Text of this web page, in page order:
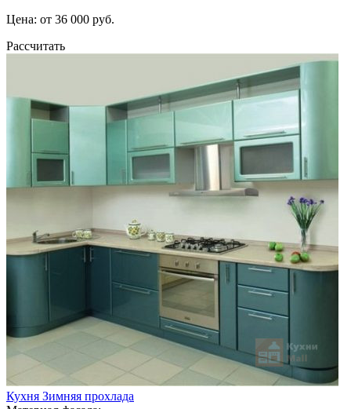
Цена: от 36 000 руб.
Рассчитать
Кухня Зимняя прохлада